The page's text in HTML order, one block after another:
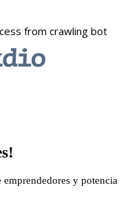
y potencia